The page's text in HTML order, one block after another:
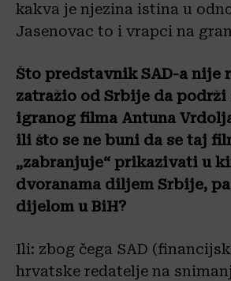
kakva je njezina istina u
Jasenovac to i vrapci na
Što predstavnik SAD-a nije
zatražio od Srbije da podrži
igranog filma Antuna
ili što se ne buni da se taj
„zabranjuje“ prikazivati u
dvoranama diljem Srbije,
dijelom u BiH?
Ili: zbog čega SAD
hrvatske redatelje na